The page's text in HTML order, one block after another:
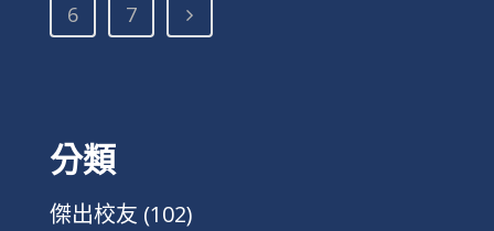
6
7
分類
傑出校友 (102)